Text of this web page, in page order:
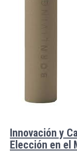
Innovación y
Elección en el